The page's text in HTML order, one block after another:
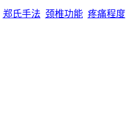
郑氏手法 颈椎功能 疼痛程度